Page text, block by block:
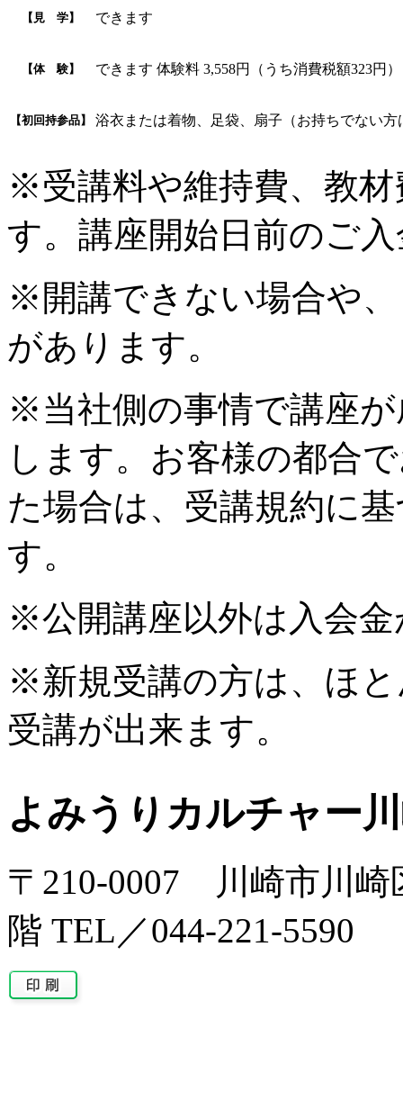
【見 学】 できます
【体 験】 できます 体験料 3,558円（うち消費税額323円）
【初回持参品】 浴衣または着物、足袋、扇子（お持ちでない
※受講料や維持費、教
す。講座開始日前のご
※開講できない場合や
があります。
※当社側の事情で講座
します。お客様の都合
た場合は、受講規約に
す。
※公開講座以外は入会
※新規受講の方は、ほ
受講が出来ます。
よみうりカルチャー
〒210-0007 川崎市川崎
階 TEL／044-221-5590